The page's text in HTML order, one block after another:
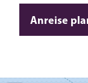
Anreise